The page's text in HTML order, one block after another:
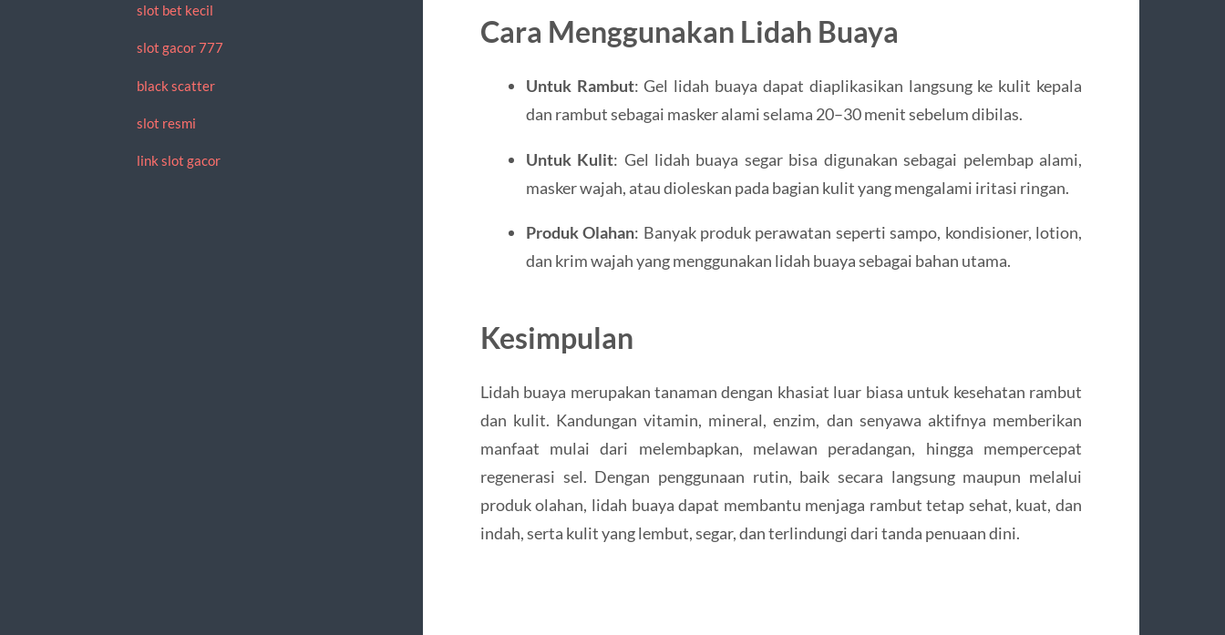
slot bet kecil
slot gacor 777
black scatter
slot resmi
link slot gacor
Cara Menggunakan Lidah Buaya
Untuk Rambut: Gel lidah buaya dapat diaplikasikan langsung ke kulit kepala
dan rambut sebagai masker alami selama 20–30 menit sebelum dibilas.
Untuk Kulit: Gel lidah buaya segar bisa digunakan sebagai pelembap alami,
masker wajah, atau dioleskan pada bagian kulit yang mengalami iritasi ringan.
Produk Olahan: Banyak produk perawatan seperti sampo, kondisioner, lotion,
dan krim wajah yang menggunakan lidah buaya sebagai bahan utama.
Kesimpulan
Lidah buaya merupakan tanaman dengan khasiat luar biasa untuk kesehatan rambut
dan kulit. Kandungan vitamin, mineral, enzim, dan senyawa aktifnya memberikan
manfaat mulai dari melembapkan, melawan peradangan, hingga mempercepat
regenerasi sel. Dengan penggunaan rutin, baik secara langsung maupun melalui
produk olahan, lidah buaya dapat membantu menjaga rambut tetap sehat, kuat, dan
indah, serta kulit yang lembut, segar, dan terlindungi dari tanda penuaan dini.